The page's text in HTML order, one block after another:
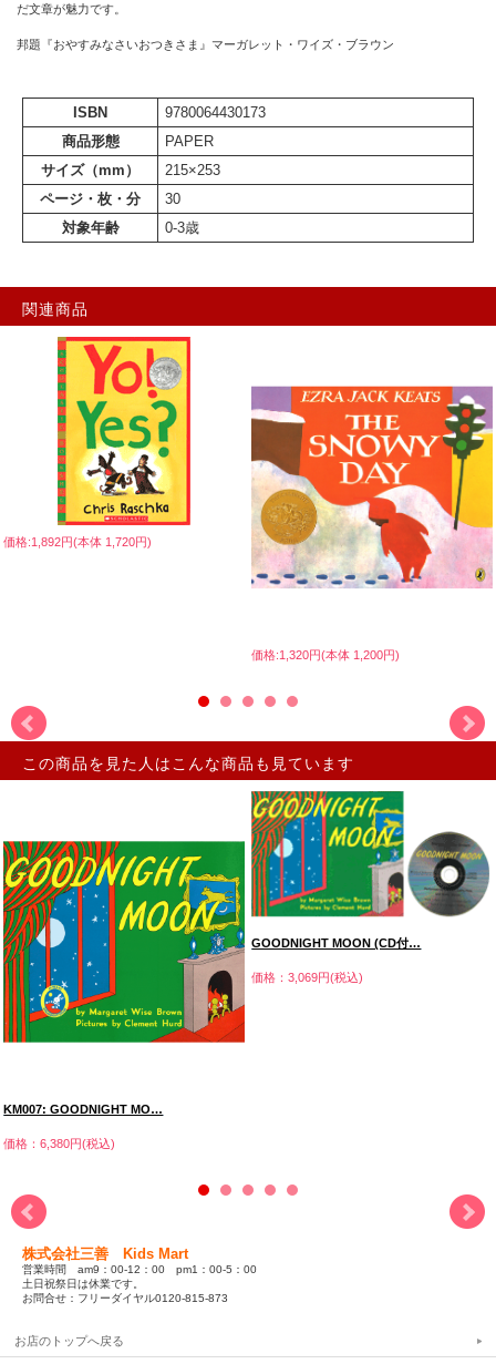
だ文章が魅力です。
邦題『おやすみなさいおつきさま』マーガレット・ワイズ・ブラウン
ISBN
9780064430173
商品形態
PAPER
サイズ（mm）
215×253
ページ・枚・分
30
対象年齢
0-3歳
関連商品
価格:1,892円(本体 1,720円)
価格:1,320円(本体 1,200円)
この商品を見た人はこんな商品も見ています
KM007: GOODNIGHT MO…
価格：6,380円(税込)
GOODNIGHT MOON (CD付…
価格：3,069円(税込)
株式会社三善 Kids Mart
営業時間 am9：00-12：00 pm1：00-5：00
土日祝祭日は休業です。
お問合せ：フリーダイヤル0120-815-873
お店のトップへ戻る